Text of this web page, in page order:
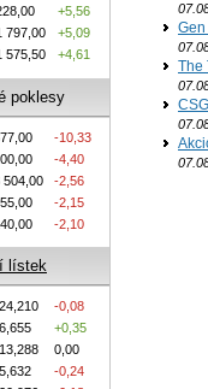
The
+5,56
797,00
+5,09
575,50 +4,61
poklesy
-10,33
-4,40
504,00
-2,56
-2,15
-2,10
lístek
24,210
-0,08
6,655
+0,35
13,288
0,00
5,632
-0,24